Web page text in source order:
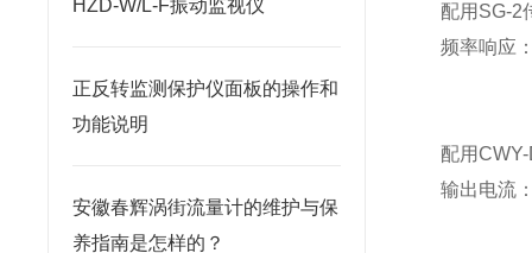
HZD-W/L-F振动监视仪
正反转监测保护仪面板的操作和
功能说明
安徽春辉涡街流量计的维护与保
养指南是怎样的？
配用SG-2
频率响应
配用
输出电流